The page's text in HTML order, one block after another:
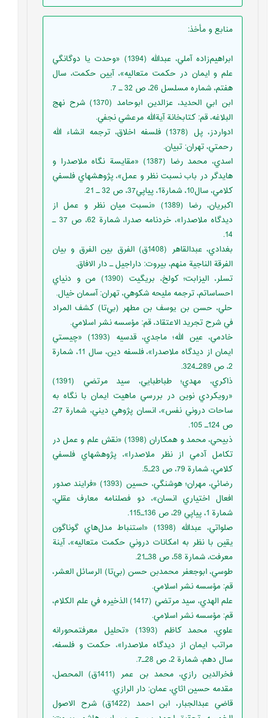
منابع و مأخذ:
ابراهيم‌زاده آملي، عبدالله (1394) «وحدت يا دوگانگي
علم و ايمان در حكمت متعاليه»، آيين حكمت، سال
هفتم، شماره مسلسل 26، ص 32 ـ 7.
ابن ابي الحديد، عزالدين ابوحامد (1370) شرح نهج
البلاغه، ‌قم: كتابخانة آيةالله مرعشي نجفي.
ادواردز، پل (1378) فلسفه اخلاق، ترجمه انشاء الله
رحمتي، تهران: تبيان.
اسدي، محمد رضا (1387) «مقايسة نگاه ملاصدرا و
هايدگر در باب نسبت نظر و عمل»، پژوهشهاي فلسفي
كلامي، سال10، شمارة1، پياپي37، ص 32 ـ 21.
اكبريان، رضا (1389) «نسبت ميان نظر و عمل از
ديدگاه ملاصدرا»، خردنامه صدرا، شمارة 62، ص 37 ـ
14.
بغدادي، عبدالقاهر (1408ق) الفرق بين الفرق و بيان
الفرقة الناجية منهم، بيروت: داراجيل ـ دار الافاق.
تسلر، اليزابت؛ كولخ، بريگيت (1390) من و دنياي
احساساتم، ترجمه مليحه شكوهي، تهران: آسمان خيال.
حلي، حسن بن يوسف بن مطهر (بي‌تا) كشف المراد
في شرح تجريد الاعتقاد، قم: مؤسسه نشر اسلامي.
خادمي، عين الله؛ ماجدي، قدسيه (1393) «چيستي
ايمان از ديدگاه ملاصدرا»، فلسفه دين، سال 11، شمارة
2، ص 289ـ324.
ذاكري، مهدي؛ طباطبايي، سيد مرتضي (1391)
«رويكردي نوين در بررسي ماهيت ايمان با نگاه به
ساحات دروني نفس»، انسان پژوهي ديني، شمارة 27،
ص 124ـ 105.
ذبيحي، محمد و همكاران (1398) «نقش علم و عمل در
تكامل آدمي از نظر ملاصدرا»، پژوهشهاي فلسفي
كلامي، شمارة 79، ص 23ـ5.
رضائي، مهران؛ هوشنگي، حسين (1393) «فرايند صدور
افعال اختياري انسان»، دو فصلنامه معارف عقلي،
شمارة 1، پياپي 29، ص 136ـ115.
صلواتي، عبدالله (1398) «استنباط مدل‌هاي گوناگون
يقين با نظر به امكانات دروني حكمت متعاليه»، آينة
معرفت، شمارة 58، ص 38ـ21.
طوسي، ابوجعفر محمدبن حسن (بي‌تا) الرسائل العشر،
قم: مؤسسه نشر اسلامي.
علم الهدي، سيد مرتضي (1417) الذخيره في علم الكلام،
قم: مؤسسه نشر اسلامي.
علوي، محمد كاظم (1393) «تحليل معرفتمحورانه
مراتب ايمان از ديدگاه ملاصدرا»، حكمت و فلسفه،
سال دهم، شمارة 2، ص 28ـ7.
فخرالدين رازي، محمد بن عمر (1411ق)‌ ‌المحصل،
مقدمه حسين اثاي، عمان: دار الرازي.
قاضي عبدالجبار، ابن احمد (1422ق) شرح الاصول